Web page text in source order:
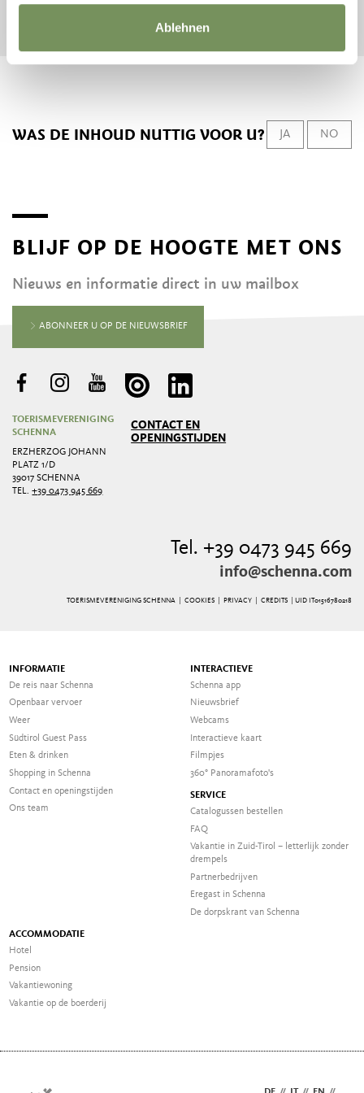
Ablehnen
WAS DE INHOUD NUTTIG VOOR U? JA NO
BLIJF OP DE HOOGTE MET ONS
Nieuws en informatie direct in uw mailbox
ABONNEER U OP DE NIEUWSBRIEF
TOERISMEVERENIGING
SCHENNA
ERZHERZOG JOHANN
PLATZ 1/D
39017 SCHENNA
TEL.+39 0473 945 669
CONTACT EN
OPENINGSTIJDEN
Tel. +39 0473 945 669
info@schenna.com
TOERISMEVERENIGING SCHENNA | COOKIES| PRIVACY| CREDITS | UID IT01516780218
INFORMATIE
De reis naar Schenna
Openbaar vervoer
Weer
Südtirol Guest Pass
Eten & drinken
Shopping in Schenna
Contact en openingstijden
Ons team
INTERACTIEVE
Schenna app
Nieuwsbrief
Webcams
Interactieve kaart
Filmpjes
360° Panoramafoto's
SERVICE
Catalogussen bestellen
FAQ
Vakantie in Zuid-Tirol – letterlijk zonder
drempels
Partnerbedrijven
Eregast in Schenna
De dorpskrant van Schenna
ACCOMMODATIE
Hotel
Pension
Vakantiewoning
Vakantie op de boerderij